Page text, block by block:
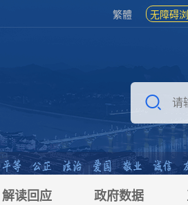
繁體 无障碍
解读回应 政府数据